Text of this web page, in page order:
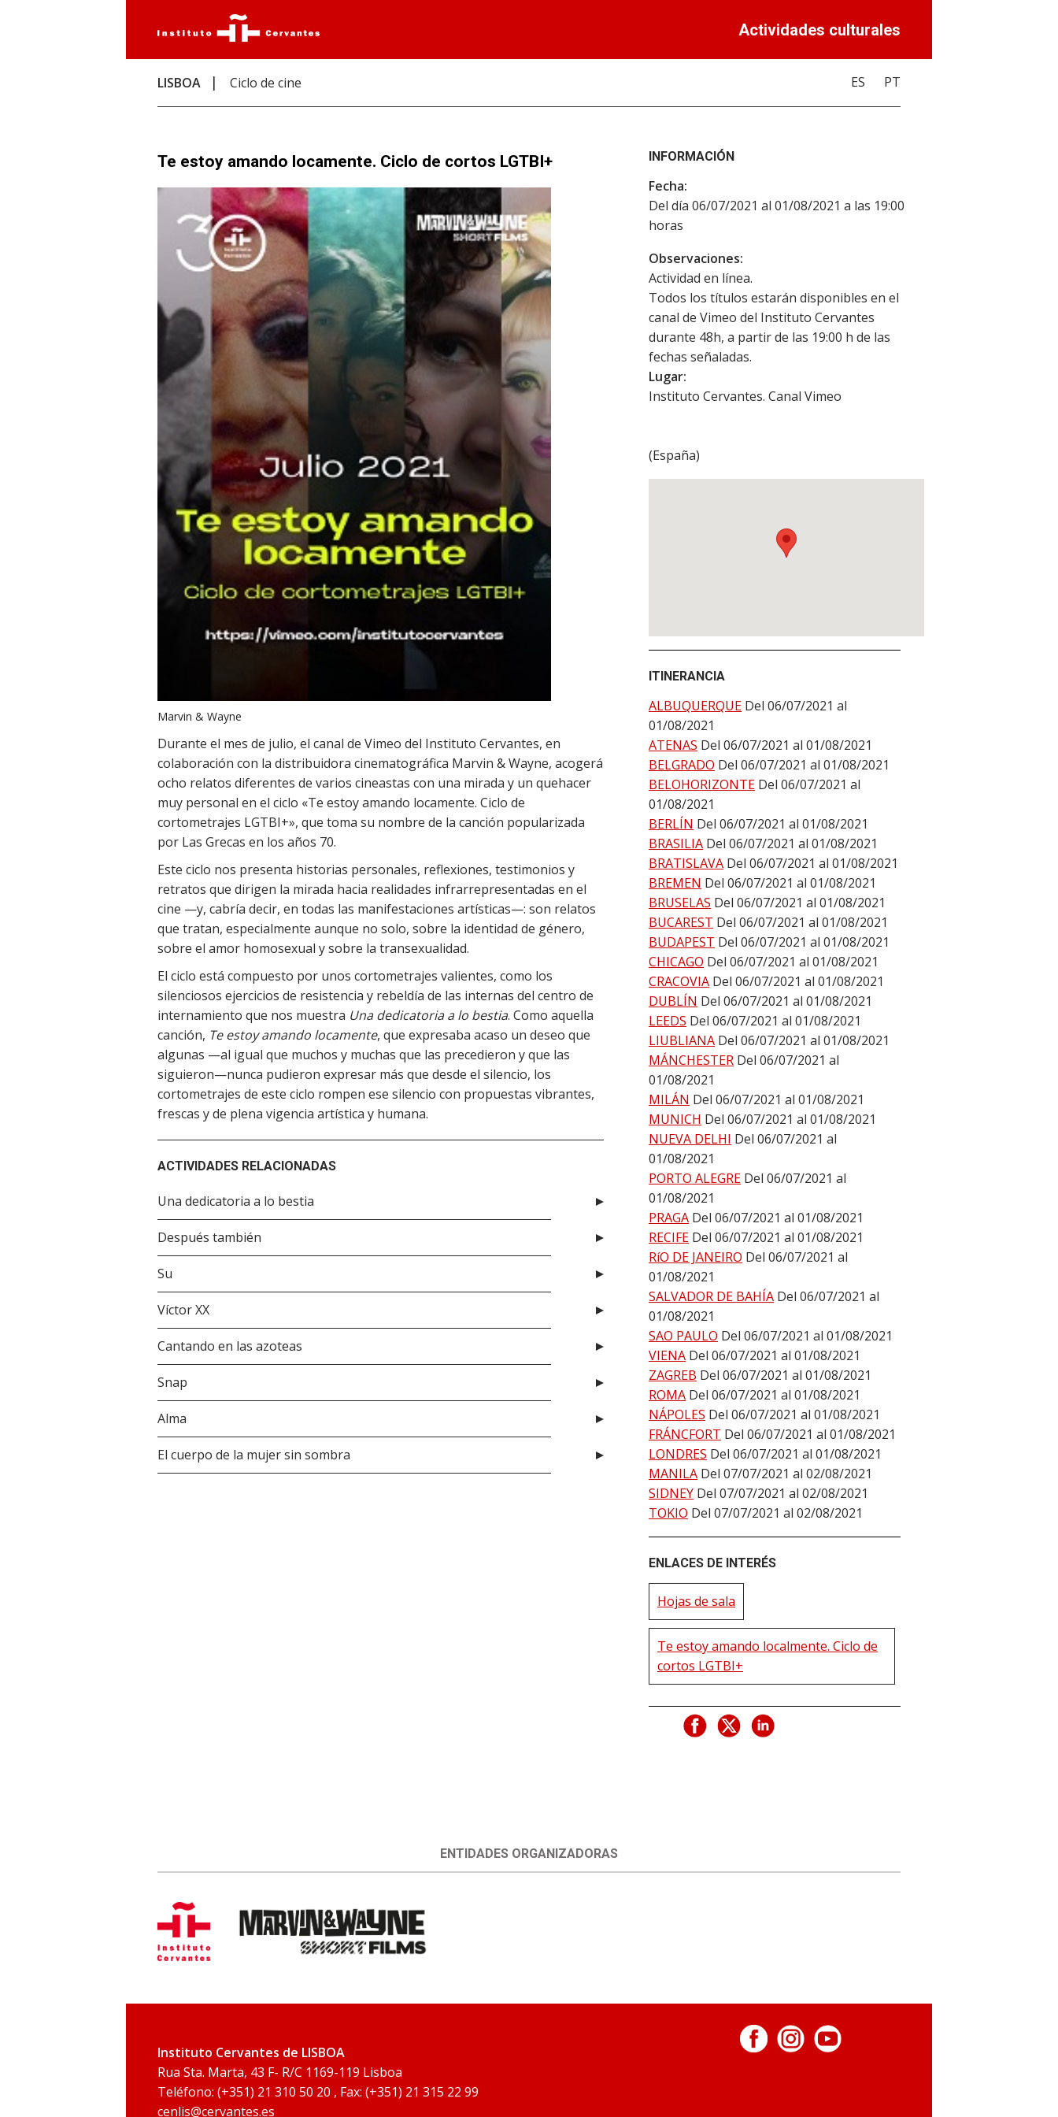
Actividades culturales
LISBOA Ciclo de cine ES PT
Te estoy amando locamente. Ciclo de cortos LGTBI+
Marvin & Wayne
Durante el mes de julio, el canal de Vimeo del Instituto Cervantes, en
colaboración con la distribuidora cinematográfica Marvin & Wayne, acogerá
ocho relatos diferentes de varios cineastas con una mirada y un quehacer
muy personal en el ciclo «Te estoy amando locamente. Ciclo de
cortometrajes LGTBI+», que toma su nombre de la canción popularizada
por Las Grecas en los años 70.
Este ciclo nos presenta historias personales, reflexiones, testimonios y
retratos que dirigen la mirada hacia realidades infrarrepresentadas en el
cine —y, cabría decir, en todas las manifestaciones artísticas—: son relatos
que tratan, especialmente aunque no solo, sobre la identidad de género,
sobre el amor homosexual y sobre la transexualidad.
El ciclo está compuesto por unos cortometrajes valientes, como los
silenciosos ejercicios de resistencia y rebeldía de las internas del centro de
internamiento que nos muestra Una dedicatoria a lo bestia. Como aquella
canción, Te estoy amando locamente, que expresaba acaso un deseo que
algunas —al igual que muchos y muchas que las precedieron y que las
siguieron—nunca pudieron expresar más que desde el silencio, los
cortometrajes de este ciclo rompen ese silencio con propuestas vibrantes,
frescas y de plena vigencia artística y humana.
ACTIVIDADES RELACIONADAS
Una dedicatoria a lo bestia
Después también
Su
Víctor XX
Cantando en las azoteas
Snap
Alma
El cuerpo de la mujer sin sombra
INFORMACIÓN
Fecha:
Del día 06/07/2021 al 01/08/2021 a las 19:00
horas
Observaciones:
Actividad en línea.
Todos los títulos estarán disponibles en el
canal de Vimeo del Instituto Cervantes
durante 48h, a partir de las 19:00 h de las
fechas señaladas.
Lugar:
Instituto Cervantes. Canal Vimeo
(España)
ITINERANCIA
ALBUQUERQUE Del 06/07/2021 al
01/08/2021
ATENAS Del 06/07/2021 al 01/08/2021
BELGRADO Del 06/07/2021 al 01/08/2021
BELOHORIZONTE Del 06/07/2021 al
01/08/2021
BERLÍN Del 06/07/2021 al 01/08/2021
BRASILIA Del 06/07/2021 al 01/08/2021
BRATISLAVA Del 06/07/2021 al 01/08/2021
BREMEN Del 06/07/2021 al 01/08/2021
BRUSELAS Del 06/07/2021 al 01/08/2021
BUCAREST Del 06/07/2021 al 01/08/2021
BUDAPEST Del 06/07/2021 al 01/08/2021
CHICAGO Del 06/07/2021 al 01/08/2021
CRACOVIA Del 06/07/2021 al 01/08/2021
DUBLÍN Del 06/07/2021 al 01/08/2021
LEEDS Del 06/07/2021 al 01/08/2021
LIUBLIANA Del 06/07/2021 al 01/08/2021
MÁNCHESTER Del 06/07/2021 al
01/08/2021
MILÁN Del 06/07/2021 al 01/08/2021
MUNICH Del 06/07/2021 al 01/08/2021
NUEVA DELHI Del 06/07/2021 al
01/08/2021
PORTO ALEGRE Del 06/07/2021 al
01/08/2021
PRAGA Del 06/07/2021 al 01/08/2021
RECIFE Del 06/07/2021 al 01/08/2021
RíO DE JANEIRO Del 06/07/2021 al
01/08/2021
SALVADOR DE BAHÍA Del 06/07/2021 al
01/08/2021
SAO PAULO Del 06/07/2021 al 01/08/2021
VIENA Del 06/07/2021 al 01/08/2021
ZAGREB Del 06/07/2021 al 01/08/2021
ROMA Del 06/07/2021 al 01/08/2021
NÁPOLES Del 06/07/2021 al 01/08/2021
FRÁNCFORT Del 06/07/2021 al 01/08/2021
LONDRES Del 06/07/2021 al 01/08/2021
MANILA Del 07/07/2021 al 02/08/2021
SIDNEY Del 07/07/2021 al 02/08/2021
TOKIO Del 07/07/2021 al 02/08/2021
ENLACES DE INTERÉS
Hojas de sala
Te estoy amando localmente. Ciclo de
cortos LGTBI+
ENTIDADES ORGANIZADORAS
Instituto Cervantes de LISBOA
Rua Sta. Marta, 43 F- R/C 1169-119 Lisboa
Teléfono: (+351) 21 310 50 20 , Fax: (+351) 21 315 22 99
cenlis@cervantes.es